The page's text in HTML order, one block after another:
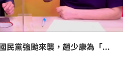
民黨強颱來襲，趙少康為「...